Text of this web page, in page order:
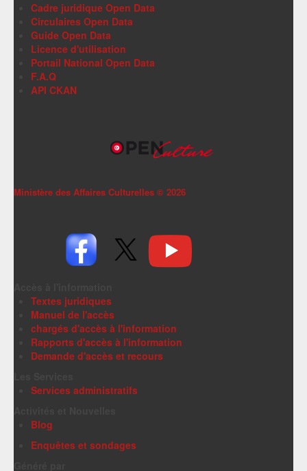
Cadre juridique Open Data
Circulaires Open Data
Guide Open Data
Licence d'utilisation
Portail National Open Data
F.A.Q
API CKAN
Ministère des Affaires Culturelles © 2026
Textes juridiques
Manuel de l'accès
chargés d'accès à l'information
Rapports d'accès à l'information
Demande d'accès et recours
Services administratifs
Blog
Enquêtes et sondages